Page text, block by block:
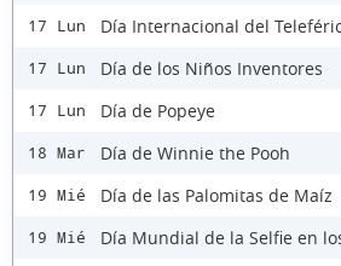
17 Lun Día Internacional del
17 Lun Día de los Niños Inventores
17 Lun Día de Popeye
18 Mar Día de Winnie the Pooh
19 Mié Día de las Palomitas de Maíz
19 Mié Día Mundial de la Selfie en